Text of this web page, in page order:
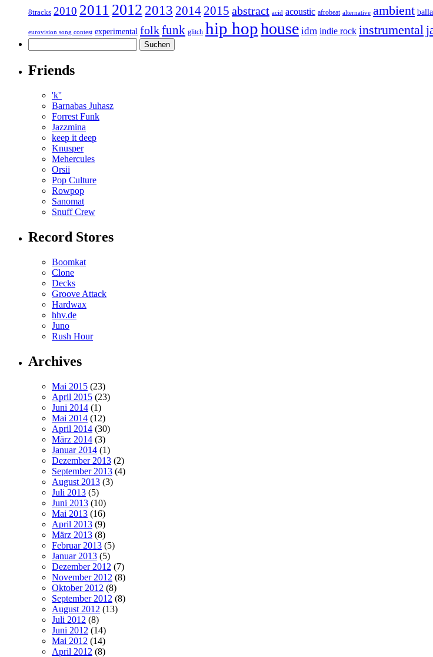
8tracks 2010 2011 2012 2013 2014 2015 abstract acid acoustic afrobeat alternative ambient
eurovision song contest experimental folkfunk glitch hip hophouse idm indie rock instrumental
nach:
Friends
'k''
Barnabas Juhasz
Forrest Funk
Jazzmina
keep it deep
Knusper
Mehercules
Orsii
Pop Culture
Rowpop
Sanomat
Snuff Crew
Record Stores
Boomkat
Clone
Decks
Groove Attack
Hardwax
hhv.de
Juno
Rush Hour
Archives
Mai 2015 (23)
April 2015 (23)
Juni 2014 (1)
Mai 2014 (12)
April 2014 (30)
März 2014 (3)
Januar 2014 (1)
Dezember 2013 (2)
September 2013 (4)
August 2013 (3)
Juli 2013 (5)
Juni 2013 (10)
Mai 2013 (16)
April 2013 (9)
März 2013 (8)
Februar 2013 (5)
Januar 2013 (5)
Dezember 2012 (7)
November 2012 (8)
Oktober 2012 (8)
September 2012 (8)
August 2012 (13)
Juli 2012 (8)
Juni 2012 (14)
Mai 2012 (14)
April 2012 (8)